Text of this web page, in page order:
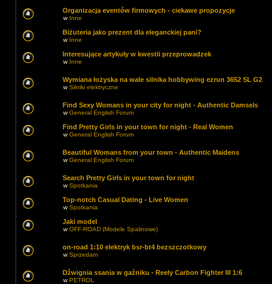
Organizacja eventów firmowych - ciekawe propozycje
w Inne
Biżuteria jako prezent dla eleganckiej pani?
w Inne
Interesujące artykuły w kwestii przeprowadzek
w Inne
Wymiana łożyska na wale silnika hobbywing ezrun 3652 SL G2
wSilniki elektryczne
Find Sexy Womans in your city for night - Authentic Damsels
wGeneral English Forum
Find Pretty Girls in your town for night - Real Women
wGeneral English Forum
Beautiful Womans from your town - Authentic Maidens
wGeneral English Forum
Search Pretty Girls in your town for night
wSpotkania
Top-notch Сasual Dating - Live Women
wSpotkania
Jaki model
wOFF-ROAD (Modele Spalinowe)
on-road 1:10 elektryk bsr-bt4 bezszczotkowy
wSprzedam
Dźwignia ssania w gaźniku - Reely Carbon Fighter III 1:6
wPETROL